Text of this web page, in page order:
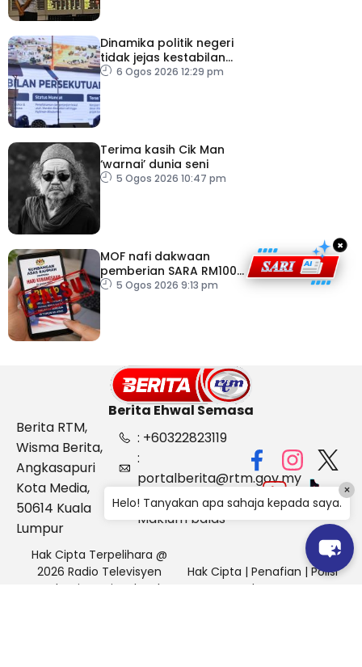
Dinamika politik negeri
tidak jejas kestabilan
Kerajaan Perpaduan
6 Ogos 2026 12:29 pm
Terima kasih Cik Man
‘warnai’ dunia seni
5 Ogos 2026 10:47 pm
MOF nafi dakwaan
pemberian SARA RM100
sempena Hari
5 Ogos 2026 9:13 pm
×
Berita Ehwal Semasa
Berita RTM,
Wisma Berita,
Angkasapuri
Kota Media,
50614 Kuala
Lumpur
: +60322823119
:
portalberita@rtm.gov.my
: Aduan &
Maklum balas
Hak Cipta Terpelihara @
2026 Radio Televisyen
Malaysia, Berita Ehwal
Hak Cipta | Penafian | Polisi
Keselamatan
Helo! Tanyakan apa sahaja kepada saya.
×